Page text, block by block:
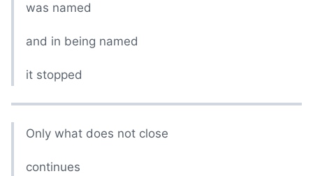
was named
and in being named
it stopped
Only what does not close
continues